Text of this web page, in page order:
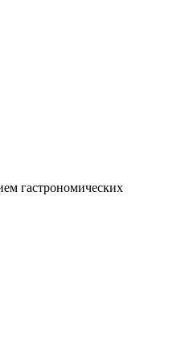
гастрономических